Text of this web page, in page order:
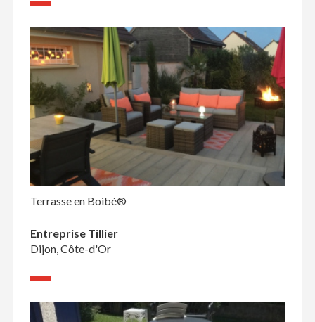
Terrasse en Boibé®
Entreprise Tillier
Dijon, Côte-d'Or